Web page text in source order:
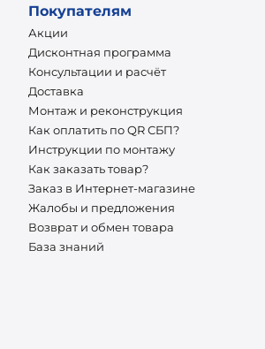
Покупателям
Акции
Дисконтная программа
Консультации и расчёт
Доставка
Монтаж и реконструкция
Как оплатить по QR СБП?
Инструкции по монтажу
Как заказать товар?
Заказ в Интернет-магазине
Жалобы и предложения
Возврат и обмен товара
База знаний